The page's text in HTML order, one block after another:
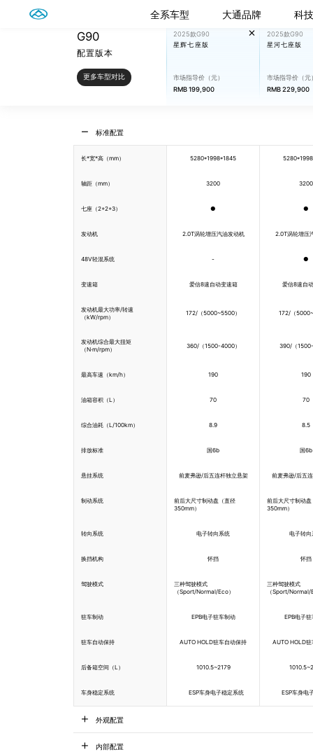
全系车型 大通品牌 科
G90
配置版本
更多车型对比
2025款G90
星辉七座版
市场指导价（元）
RMB 199,900
2025款G90
星河七座版
市场指导价（元
RMB 229,900
标准配置
长*宽*高（mm） 5280*1998*1845
轴距（mm） 3200 3200
七座（2+2+3） ● ●
发动机 2.0T涡轮增压汽油发动机 2.0T涡轮增压
48V轻混系统 - ●
变速箱 爱信8速自动变速箱 爱信8速自
发动机最大功率/转速
（kW/rpm）
172/（5000~5500） 172/（
发动机综合最大扭矩
（N·m/rpm）
360/（1500-4000） 390/（
最高车速（km/h） 190 190
油箱容积（L） 70 70
综合油耗（L/100km） 8.9 8.5
排放标准 国6b 国6b
悬挂系统 前麦弗逊/后五连杆独立悬架 前麦弗逊/后五
制动系统
前后大尺寸制动盘（直径
350mm）
前后大尺寸制动盘
350mm）
转向系统 电子转向系统 电子转向
换挡机构 怀挡 怀挡
驾驶模式
三种驾驶模式
（Sport/Normal/Eco）
三种驾驶模式
（Sport/Normal/
驻车制动 EPB电子驻车制动 EPB电子驻
驻车自动保持 AUTO HOLD驻车自动保持 AUTO HOLD驻
后备箱空间（L） 1010.5~2179
车身稳定系统 ESP车身电子稳定系统 ESP车身电
外观配置
内部配置